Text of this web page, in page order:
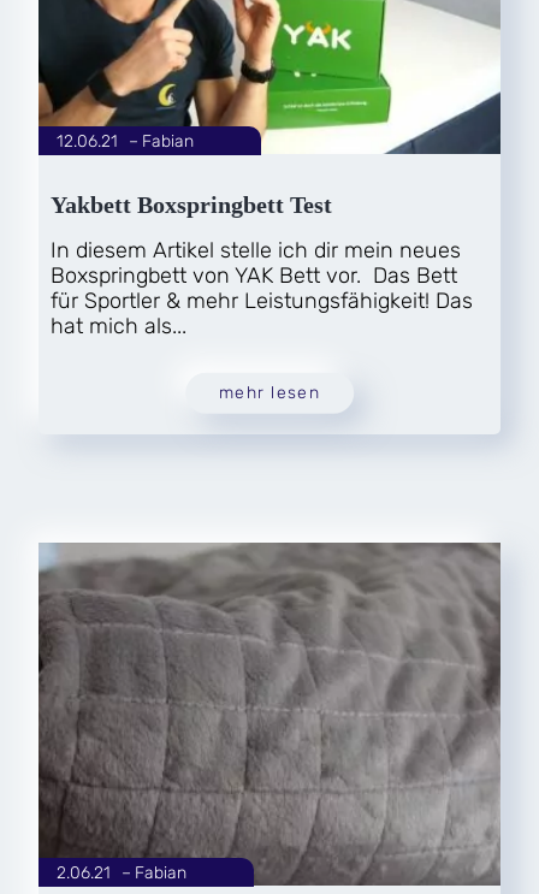
Yakbett Boxspringbett Test
Fabian
12.06.21
In diesem Artikel stelle ich dir mein neues
Boxspringbett von YAK Bett vor. Das Bett
für Sportler & mehr Leistungsfähigkeit! Das
hat mich als...
mehr lesen
Fabian
2.06.21